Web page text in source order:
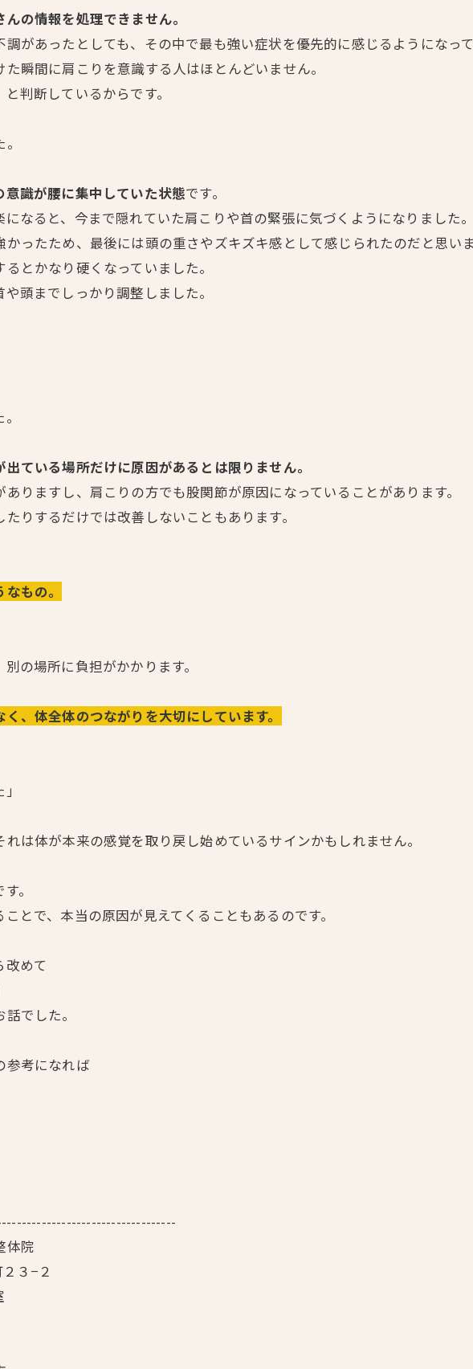
の情報を処理できません。
があったとしても、その中で最も強い症状を優先的に感じるようになって
瞬間に肩こりを意識する人はほとんどいません。
判断しているからです。
意識が腰に集中していた状態です。
なると、今まで隠れていた肩こりや首の緊張に気づくようになりました。
ったため、最後には頭の重さやズキズキ感として感じられたのだと思いま
とかなり硬くなっていました。
頭までしっかり調整しました。
ている場所だけに原因があるとは限りません。
りますし、肩こりの方でも股関節が原因になっていることがあります。
りするだけでは改善しないこともあります。
もの。
の場所に負担がかかります。
、体全体のつながりを大切にしています。
は体が本来の感覚を取り戻し始めているサインかもしれません。
。
とで、本当の原因が見えてくることもあるのです。
改めて
でした。
参考になれば
体院
３−２